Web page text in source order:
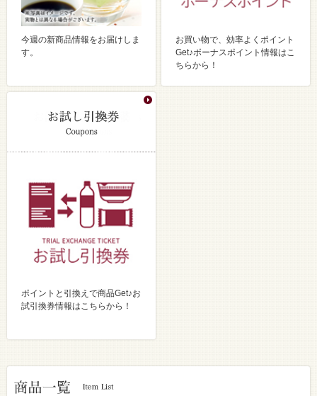
今週の新商品情報をお届けしま
す。
お買い物で、効率よくポイント
Get♪ボーナスポイント情報はこ
ちらから！
ポイントと引換えで商品Get♪お
試引換券情報はこちらから！